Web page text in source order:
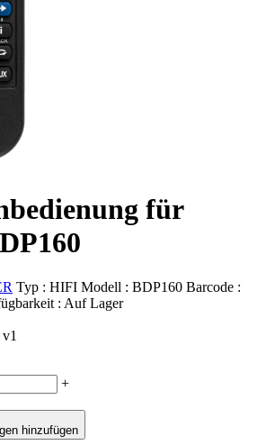
für
Typ : HIFI Modell : BDP160 Barcode :
: Auf Lager
+
hinzufügen